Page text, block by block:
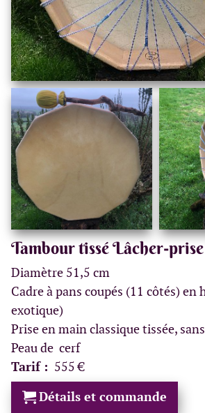
Tambour tissé Lâcher-
Diamètre 51,5 cm
Cadre à pans coupés (11 côtés) en
exotique)
Prise en main classique tissée,
Peau de cerf
Tarif : 555 €
Détails et commande